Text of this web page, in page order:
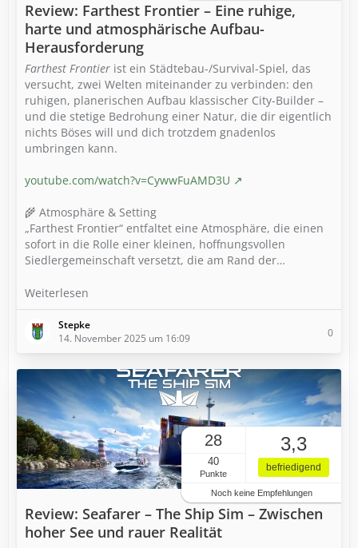
Review: Farthest Frontier – Eine ruhige,
harte und atmosphärische Aufbau-
Herausforderung
Farthest Frontier ist ein Städtebau-/Survival-Spiel, das
versucht, zwei Welten miteinander zu verbinden: den
ruhigen, planerischen Aufbau klassischer City-Builder –
und die stetige Bedrohung einer Natur, die dir eigentlich
nichts Böses will und dich trotzdem gnadenlos
umbringen kann.
youtube.com/watch?v=CywwFuAMD3U
🌾 Atmosphäre & Setting
„Farthest Frontier“ entfaltet eine Atmosphäre, die einen
sofort in die Rolle einer kleinen, hoffnungsvollen
Siedlergemeinschaft versetzt, die am Rand der…
Weiterlesen
Stepke
14. November 2025 um 16:09
0
28
40
Punkte
3,3
befriedigend
Noch keine Empfehlungen
Review: Seafarer – The Ship Sim – Zwischen
hoher See und rauer Realität